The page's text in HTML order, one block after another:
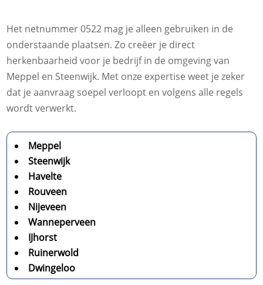
Het netnummer 0522 mag je alleen gebruiken in de
onderstaande plaatsen. Zo creëer je direct
herkenbaarheid voor je bedrijf in de omgeving van
Meppel en Steenwijk. Met onze expertise weet je zeker
dat je aanvraag soepel verloopt en volgens alle regels
wordt verwerkt.
Meppel
Steenwijk
Havelte
Rouveen
Nijeveen
Wanneperveen
IJhorst
Ruinerwold
Dwingeloo